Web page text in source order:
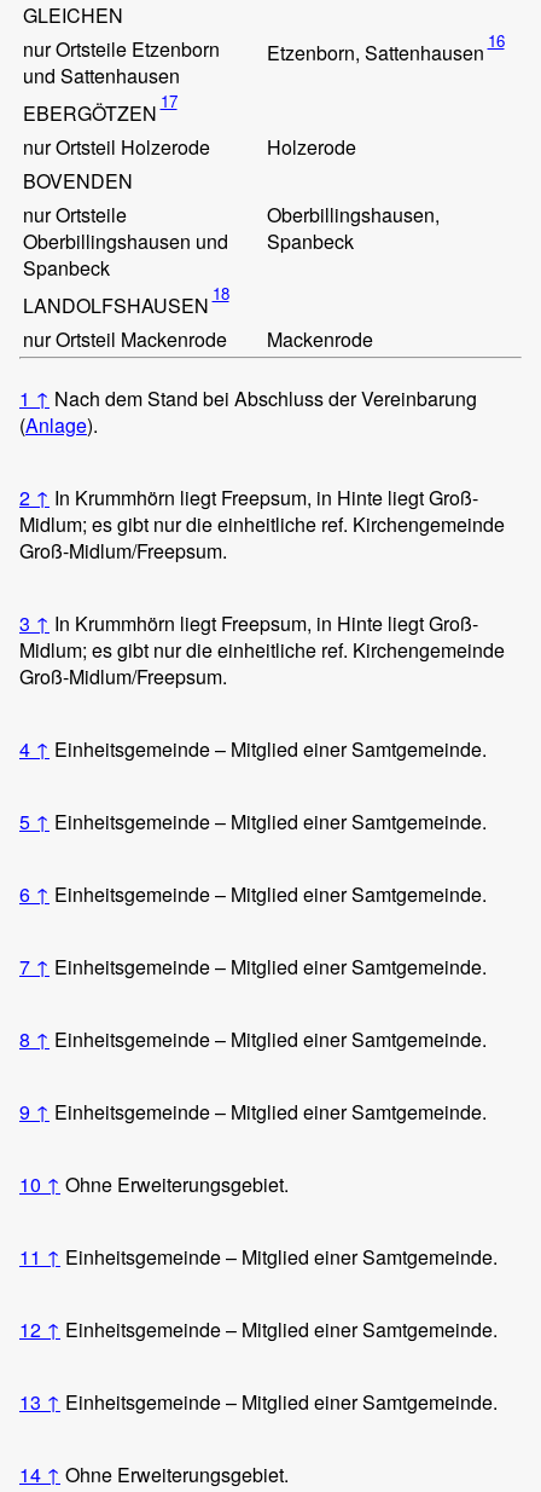
GLEICHEN
nur Ortsteile Etzenborn
und Sattenhausen
Etzenborn, Sattenhausen 16
EBERGÖTZEN 17
nur Ortsteil Holzerode
Holzerode
BOVENDEN
nur Ortsteile
Oberbillingshausen und
Spanbeck
Oberbillingshausen,
Spanbeck
LANDOLFSHAUSEN 18
nur Ortsteil Mackenrode Mackenrode
1 ↑ Nach dem Stand bei Abschluss der Vereinbarung
(Anlage).
2 ↑ In Krummhörn liegt Freepsum, in Hinte liegt Groß-
Midlum; es gibt nur die einheitliche ref. Kirchengemeinde
Groß-Midlum/Freepsum.
3 ↑ In Krummhörn liegt Freepsum, in Hinte liegt Groß-
Midlum; es gibt nur die einheitliche ref. Kirchengemeinde
Groß-Midlum/Freepsum.
4 ↑ Einheitsgemeinde – Mitglied einer Samtgemeinde.
5 ↑ Einheitsgemeinde – Mitglied einer Samtgemeinde.
6 ↑ Einheitsgemeinde – Mitglied einer Samtgemeinde.
7 ↑ Einheitsgemeinde – Mitglied einer Samtgemeinde.
8 ↑ Einheitsgemeinde – Mitglied einer Samtgemeinde.
9 ↑ Einheitsgemeinde – Mitglied einer Samtgemeinde.
10 ↑ Ohne Erweiterungsgebiet.
11 ↑ Einheitsgemeinde – Mitglied einer Samtgemeinde.
12 ↑ Einheitsgemeinde – Mitglied einer Samtgemeinde.
13 ↑ Einheitsgemeinde – Mitglied einer Samtgemeinde.
14 ↑ Ohne Erweiterungsgebiet.